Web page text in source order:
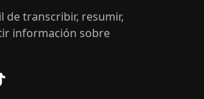
de transcribir, resumir,
información sobre